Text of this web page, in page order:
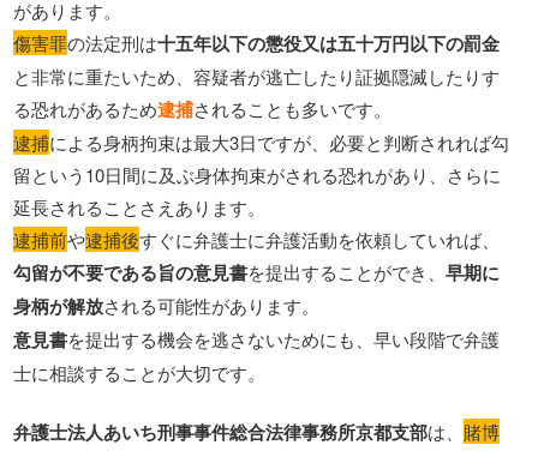
があります。
傷害罪の法定刑は十五年以下の懲役又は五十万円以下の罰金
と非常に重たいため、容疑者が逃亡したり証拠隠滅したりす
る恐れがあるため逮捕されることも多いです。
逮捕による身柄拘束は最大3日ですが、必要と判断されれば勾
留という10日間に及ぶ身体拘束がされる恐れがあり、さらに
延長されることさえあります。
逮捕前や逮捕後すぐに弁護士に弁護活動を依頼していれば、
勾留が不要である旨の意見書を提出することができ、早期に
身柄が解放される可能性があります。
意見書を提出する機会を逃さないためにも、早い段階で弁護
士に相談することが大切です。
弁護士法人あいち刑事事件総合法律事務所京都支部は、 賭博